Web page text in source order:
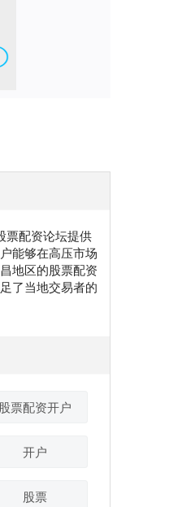
票配资论坛提供
能够在高压市场
地区的股票配资
了当地交易者的
股票配资开户
开户
股票